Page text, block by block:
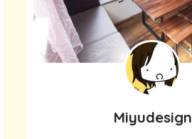
Miyudesign